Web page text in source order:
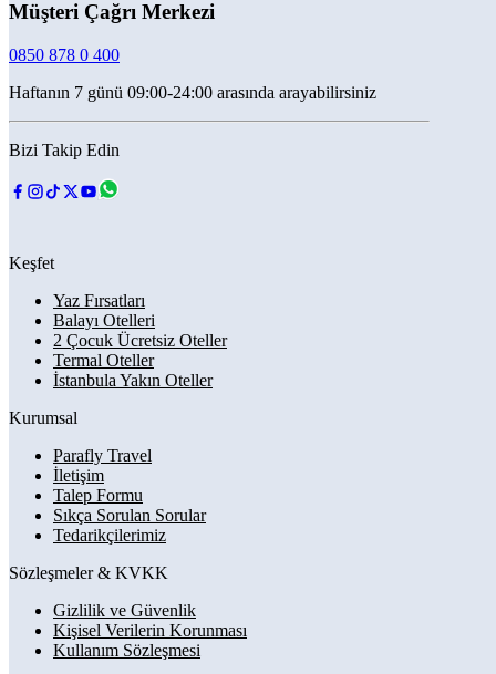
Müşteri Çağrı Merkezi
0850 878 0 400
Haftanın 7 günü 09:00-24:00 arasında arayabilirsiniz
Bizi Takip Edin
Keşfet
Yaz Fırsatları
Balayı Otelleri
2 Çocuk Ücretsiz Oteller
Termal Oteller
İstanbula Yakın Oteller
Kurumsal
Parafly Travel
İletişim
Talep Formu
Sıkça Sorulan Sorular
Tedarikçilerimiz
Sözleşmeler & KVKK
Gizlilik ve Güvenlik
Kişisel Verilerin Korunması
Kullanım Sözleşmesi